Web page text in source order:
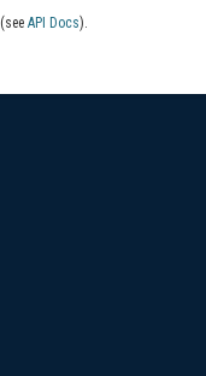
(see API Docs).